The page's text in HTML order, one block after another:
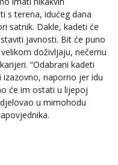
s terena, idućeg dana
satnik. Dakle, kadeti će
javnosti. Bit će puno
doživljaju, nečemu
“Odabrani kadeti
izazovno, naporno jer idu
će im ostati u lijepoj
u mimohodu